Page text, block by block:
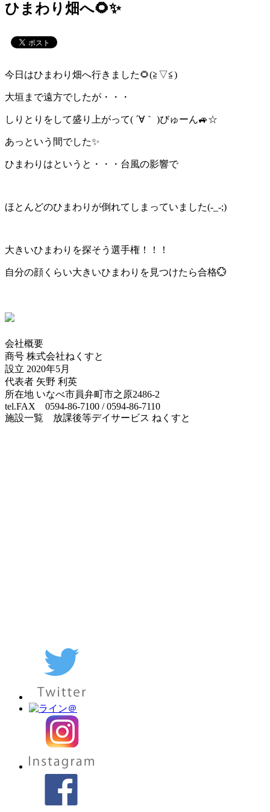
ひまわり畑へ🌻✨
今日はひまわり畑へ行きました🌻(≧▽≦)
大垣まで遠方でしたが・・・
しりとりをして盛り上がって( ´∀｀ )びゅーん🚙☆
あっという間でした✨
ひまわりはというと・・・台風の影響で
ほとんどのひまわりが倒れてしまっていました(-_-;)
大きいひまわりを探そう選手権！！！
自分の顔くらい大きいひまわりを見つけたら合格💮
会社概要
商号 株式会社ねくすと
設立 2020年5月
代表者 矢野 利英
所在地 いなべ市員弁町市之原2486-2
tel.FAX 0594-86-7100 / 0594-86-7110
施設一覧 放課後等デイサービス ねくすと